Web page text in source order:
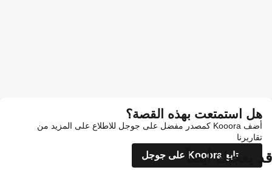
هل استمتعت بهذه القصة؟
أضف Kooora كمصدر مفضل على جوجل للاطلاع على المزيد من
تقاريرنا
تابع Kooora على جوجل
قد يعجبك أيضاً